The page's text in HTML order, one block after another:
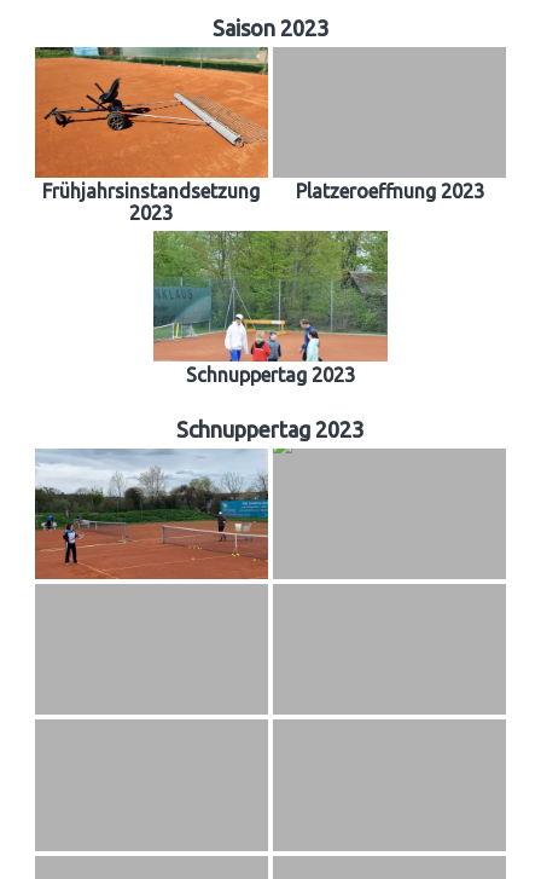
Saison 2023
Frühjahrsinstandsetzung
2023
Platzeroeffnung 2023
Schnuppertag 2023
Schnuppertag 2023